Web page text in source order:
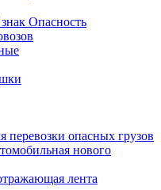
Опасность
перевозки опасных грузов
нового
лента